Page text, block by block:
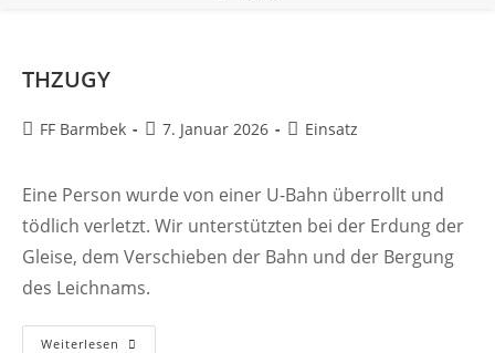
THZUGY
Beitrags-
FF Barmbek
Beitrag
7. Januar 2026
Beitrags-
Einsatz
Eine Person wurde von einer U-Bahn überrollt und
tödlich verletzt. Wir unterstützten bei der Erdung der
Gleise, dem Verschieben der Bahn und der Bergung
des Leichnams.
Weiterlesen